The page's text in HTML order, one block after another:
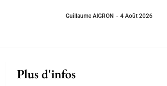
Guillaume AIGRON - 4 Août 2026
Plus d'infos